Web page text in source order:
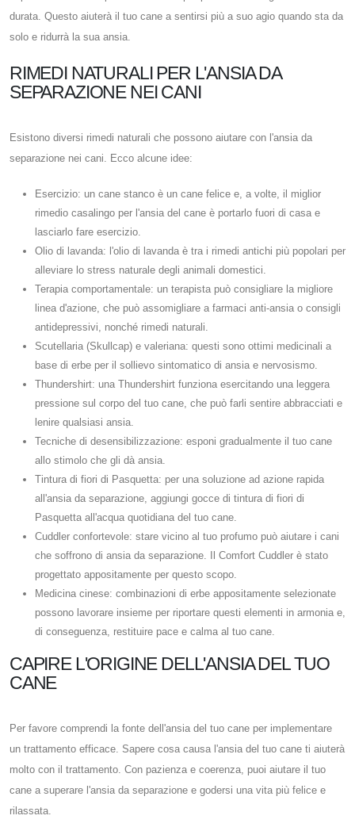
durata. Questo aiuterà il tuo cane a sentirsi più a suo agio quando sta da
solo e ridurrà la sua ansia.
RIMEDI NATURALI PER L'ANSIA DA
SEPARAZIONE NEI CANI
Esistono diversi rimedi naturali che possono aiutare con l'ansia da
separazione nei cani. Ecco alcune idee:
Esercizio: un cane stanco è un cane felice e, a volte, il miglior
rimedio casalingo per l'ansia del cane è portarlo fuori di casa e
lasciarlo fare esercizio.
Olio di lavanda: l'olio di lavanda è tra i rimedi antichi più popolari per
alleviare lo stress naturale degli animali domestici.
Terapia comportamentale: un terapista può consigliare la migliore
linea d'azione, che può assomigliare a farmaci anti-ansia o consigli
antidepressivi, nonché rimedi naturali.
Scutellaria (Skullcap) e valeriana: questi sono ottimi medicinali a
base di erbe per il sollievo sintomatico di ansia e nervosismo.
Thundershirt: una Thundershirt funziona esercitando una leggera
pressione sul corpo del tuo cane, che può farli sentire abbracciati e
lenire qualsiasi ansia.
Tecniche di desensibilizzazione: esponi gradualmente il tuo cane
allo stimolo che gli dà ansia.
Tintura di fiori di Pasquetta: per una soluzione ad azione rapida
all'ansia da separazione, aggiungi gocce di tintura di fiori di
Pasquetta all'acqua quotidiana del tuo cane.
Cuddler confortevole: stare vicino al tuo profumo può aiutare i cani
che soffrono di ansia da separazione. Il Comfort Cuddler è stato
progettato appositamente per questo scopo.
Medicina cinese: combinazioni di erbe appositamente selezionate
possono lavorare insieme per riportare questi elementi in armonia e,
di conseguenza, restituire pace e calma al tuo cane.
CAPIRE L'ORIGINE DELL'ANSIA DEL TUO
CANE
Per favore comprendi la fonte dell'ansia del tuo cane per implementare
un trattamento efficace. Sapere cosa causa l'ansia del tuo cane ti aiuterà
molto con il trattamento. Con pazienza e coerenza, puoi aiutare il tuo
cane a superare l'ansia da separazione e godersi una vita più felice e
rilassata.